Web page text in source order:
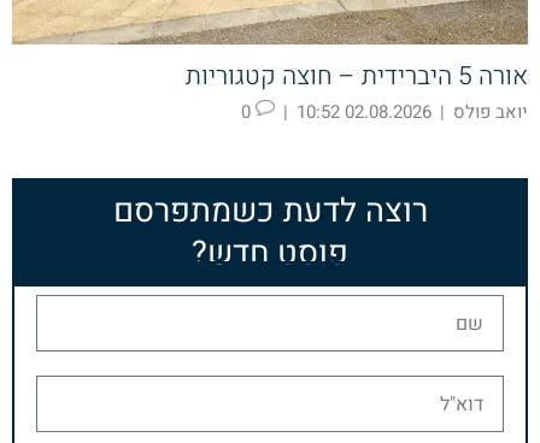
אורה 5 היברידית – חוצה קטגוריות
יואב פולס |
02.08.2026 10:52
|
רוצה לדעת כשמתפרסם
פוסט חדש?